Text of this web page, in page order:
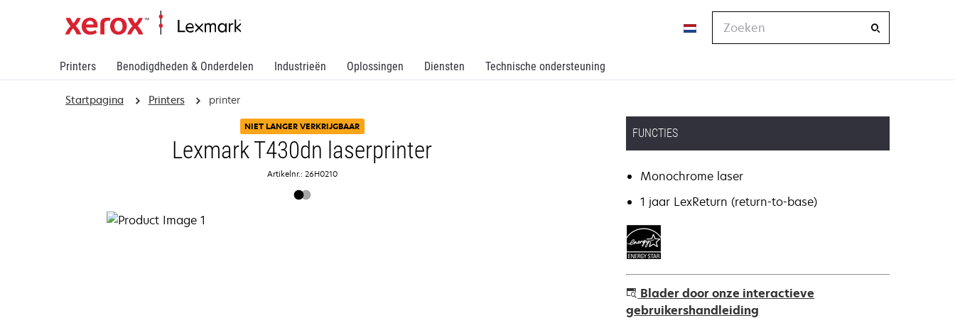
Printers Benodigdheden & Onderdelen Industrieën Oplossingen Diensten Technische ondersteuning
Zoeken
Startpagina Printers printer
NIET LANGER VERKRIJGBAAR
Lexmark T430dn laserprinter
Artikelnr.: 26H0210
FUNCTIES
Monochrome laser
1 jaar LexReturn (return-to-base)
Blader door onze interactieve
gebruikershandleiding